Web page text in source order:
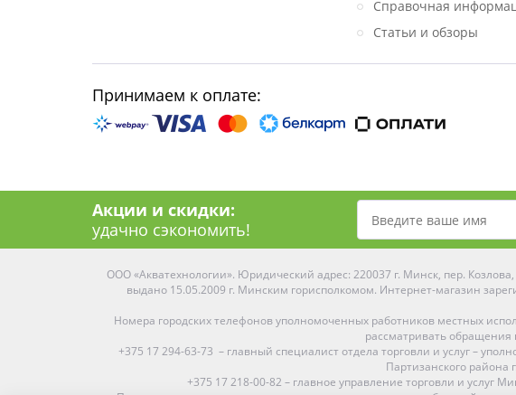
Справочная
Статьи и обзоры
Принимаем к оплате:
Акции и скидки:
удачно сэкономить!
ООО «Акватехнологии». Юридический адрес: 220037 г. Минск, пер.
выдано 15.05.2009 г. Минским горисполкомом. Интернет-магазин
Номера городских телефонов уполномоченных работников местных
рассматривать обращения
+375 17 294-63-73 – главный специалист отдела торговли и услуг –
Партизанского района
+375 17 218-00-82 – главное управление торговли и услуг